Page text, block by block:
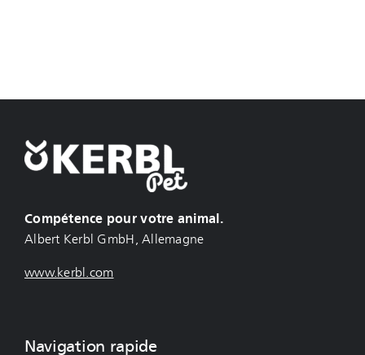
Compétence pour votre animal.
Albert Kerbl GmbH, Allemagne
www.kerbl.com
Navigation rapide